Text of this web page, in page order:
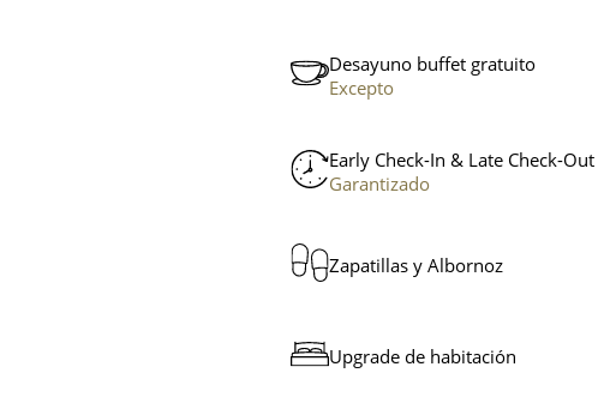
Desayuno buffet gratuito
Excepto
Early Check-In & Late Check-Out
Garantizado
Zapatillas y Albornoz
Upgrade de habitación